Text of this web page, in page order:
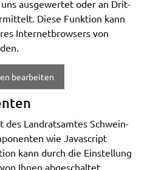
ausge­wer­tet oder an Drit­
Diese Funk­ti­on kann
Inter­net­brow­sers von
bearbeiten
des Land­rats­am­tes Schwein­
wie Java­script
kann durch die Einstel­lung
Ihnen abge­schal­tet